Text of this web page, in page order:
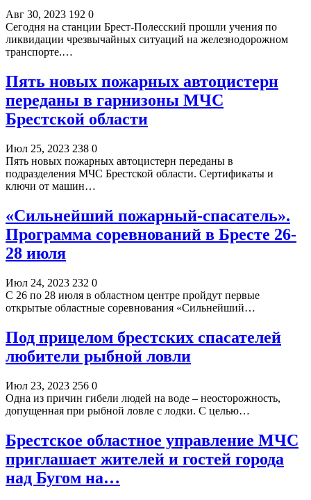
Авг 30, 2023 192 0
Сегодня на станции Брест-Полесский прошли учения по
ликвидации чрезвычайных ситуаций на железнодорожном
транспорте.…
Пять новых пожарных автоцистерн
переданы в гарнизоны МЧС
Брестской области
Июл 25, 2023 238 0
Пять новых пожарных автоцистерн переданы в
подразделения МЧС Брестской области. Сертификаты и
ключи от машин…
«Сильнейший пожарный-спасатель».
Программа соревнований в Бресте 26-
28 июля
Июл 24, 2023 232 0
С 26 по 28 июля в областном центре пройдут первые
открытые областные соревнования «Сильнейший…
Под прицелом брестских спасателей
любители рыбной ловли
Июл 23, 2023 256 0
Одна из причин гибели людей на воде – неосторожность,
допущенная при рыбной ловле с лодки. С целью…
Брестское областное управление МЧС
приглашает жителей и гостей города
над Бугом на…